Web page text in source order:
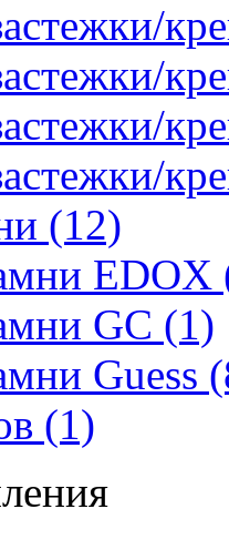
(12)
EDOX
GC (1)
Guess
(1)